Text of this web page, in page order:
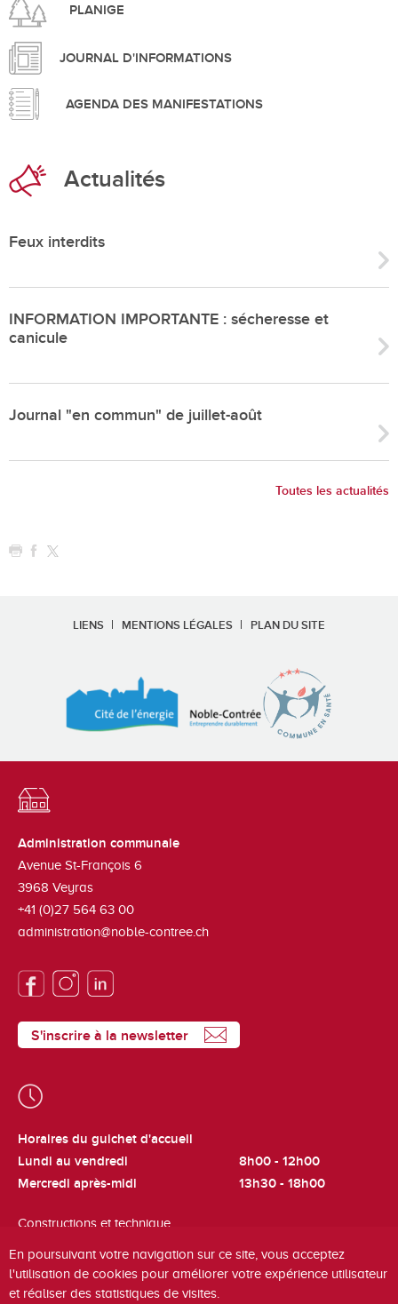
PLANIGE
JOURNAL D'INFORMATIONS
AGENDA DES MANIFESTATIONS
Actualités
Feux interdits
INFORMATION IMPORTANTE : sécheresse et
canicule
Journal "en commun" de juillet-août
Toutes les actualités
LIENS MENTIONS LÉGALES PLAN DU SITE
Administration communale
Avenue St-François 6
3968 Veyras
+41 (0)27 564 63 00
administration@noble-contree.ch
S'inscrire à la newsletter
Horaires du guichet d'accueil
Lundi au vendredi
8h00 - 12h00
Mercredi après-midi
13h30 - 18h00
Constructions et technique
Cadastre et fiscalité
En poursuivant votre navigation sur ce site, vous acceptez
l'utilisation de cookies pour améliorer votre expérience utilisateur
et réaliser des statistiques de visites.